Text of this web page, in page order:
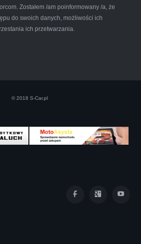
Iwona Górska
nie zdziera, nie oszukuje.
Zostałem /am poinformowany /a, że
do swoich danych, możliwości ich
ich przetwarzania.
© 2018 S-Car.pl